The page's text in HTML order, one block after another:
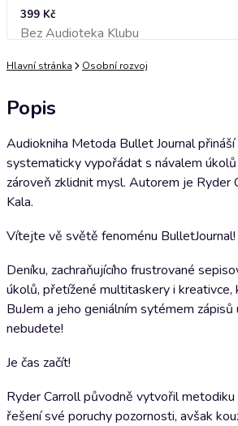
399 Kč
Bez Audioteka KlubuPřidat do košíku
Hlavní stránka Osobní rozvoj
Popis
Audiokniha Metoda Bullet Journal
systematicky vypořádat s návalem
zároveň zklidnit mysl. Autorem je Ryder
Kala.
Vítejte vě světě fenoménu BulletJournal!
Deníku, zachraňujícího frustrované
úkolů, přetížené multitaskery i kreativce,
BuJem a jeho geniálním sytémem
nebudete!
Je čas začít!
Ryder Carroll původně vytvořil metodiku
řešení své poruchy pozornosti, avšak